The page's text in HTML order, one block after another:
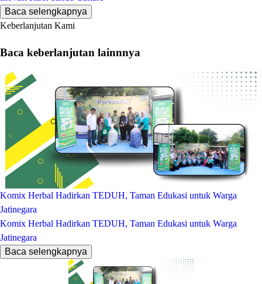
Baca selengkapnya
Keberlanjutan Kami
Baca keberlanjutan lainnnya
Komix Herbal Hadirkan TEDUH, Taman Edukasi untuk Warga
Jatinegara
Komix Herbal Hadirkan TEDUH, Taman Edukasi untuk Warga
Jatinegara
Baca selengkapnya